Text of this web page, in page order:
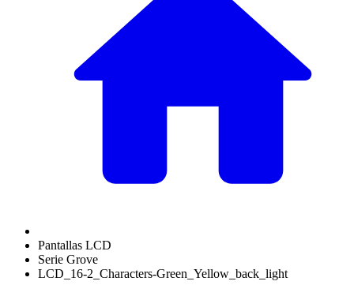
Pantallas LCD
Serie Grove
LCD_16-2_Characters-Green_Yellow_back_light